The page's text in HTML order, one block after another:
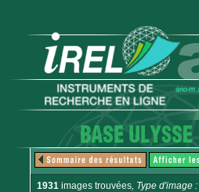
1931 images trouvées, Type d'image :